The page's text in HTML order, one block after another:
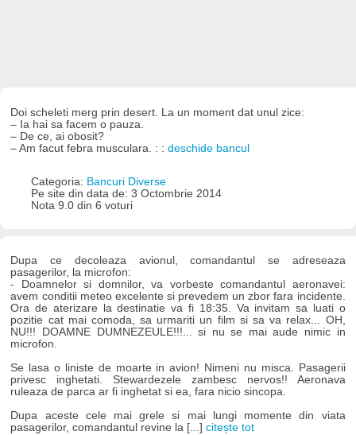
Doi scheleti merg prin desert. La un moment dat unul zice:
– Ia hai sa facem o pauza.
– De ce, ai obosit?
– Am facut febra musculara. : :deschide bancul
Categoria: Bancuri Diverse
Pe site din data de: 3 Octombrie 2014
Nota 9.0 din 6 voturi
Dupa ce decoleaza avionul, comandantul se adreseaza
pasagerilor, la microfon:
- Doamnelor si domnilor, va vorbeste comandantul aeronavei:
avem conditii meteo excelente si prevedem un zbor fara incidente.
Ora de aterizare la destinatie va fi 18:35. Va invitam sa luati o
pozitie cat mai comoda, sa urmariti un film si sa va relax... OH,
NU!!! DOAMNE DUMNEZEULE!!!... si nu se mai aude nimic in
microfon.
Se lasa o liniste de moarte in avion! Nimeni nu misca. Pasagerii
privesc inghetati. Stewardezele zambesc nervos!! Aeronava
ruleaza de parca ar fi inghetat si ea, fara nicio sincopa.
Dupa aceste cele mai grele si mai lungi momente din viata
pasagerilor, comandantul revine la [...]citește tot